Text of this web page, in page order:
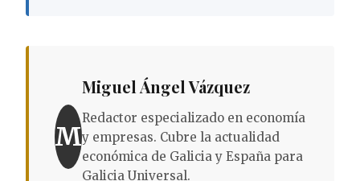
M
Miguel Ángel Vázquez
Redactor especializado en economía
y empresas. Cubre la actualidad
económica de Galicia y España para
Galicia Universal.